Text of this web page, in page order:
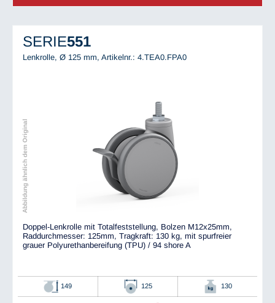
SERIE551
Lenkrolle, Ø 125 mm, Artikelnr.: 4.TEA0.FPA0
Abbildung ähnlich dem Original
Doppel-Lenkrolle mit Totalfeststellung, Bolzen M12x25mm,
Raddurchmesser: 125mm, Tragkraft: 130 kg, mit spurfreier
grauer Polyurethanbereifung (TPU) / 94 shore A
149 125 130